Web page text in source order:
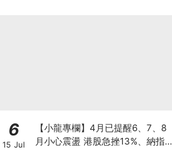
6
15 Jul
【小龍專欄】4月已提醒6、7、8
月小心震盪 港股急挫13%、納指跌